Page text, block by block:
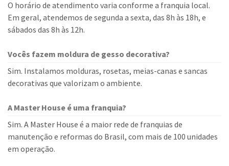
O horário de atendimento varia conforme a franquia local.
Em geral, atendemos de segunda a sexta, das 8h às 18h, e
sábados das 8h às 12h.
Vocês fazem moldura de gesso decorativa?
Sim. Instalamos molduras, rosetas, meias-canas e sancas
decorativas que valorizam o ambiente.
A Master House é uma franquia?
Sim. A Master House é a maior rede de franquias de
manutenção e reformas do Brasil, com mais de 100 unidades
em operação.